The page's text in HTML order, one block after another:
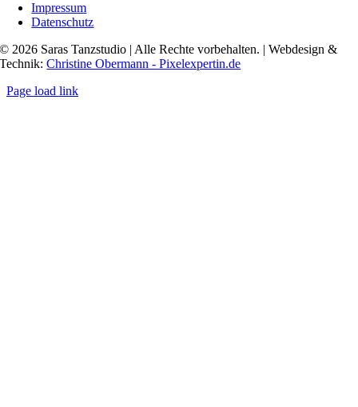
Impressum
Datenschutz
© 2026 Saras Tanzstudio | Alle Rechte vorbehalten. | Webdesign &
Technik:Christine Obermann - Pixelexpertin.de
Page load link